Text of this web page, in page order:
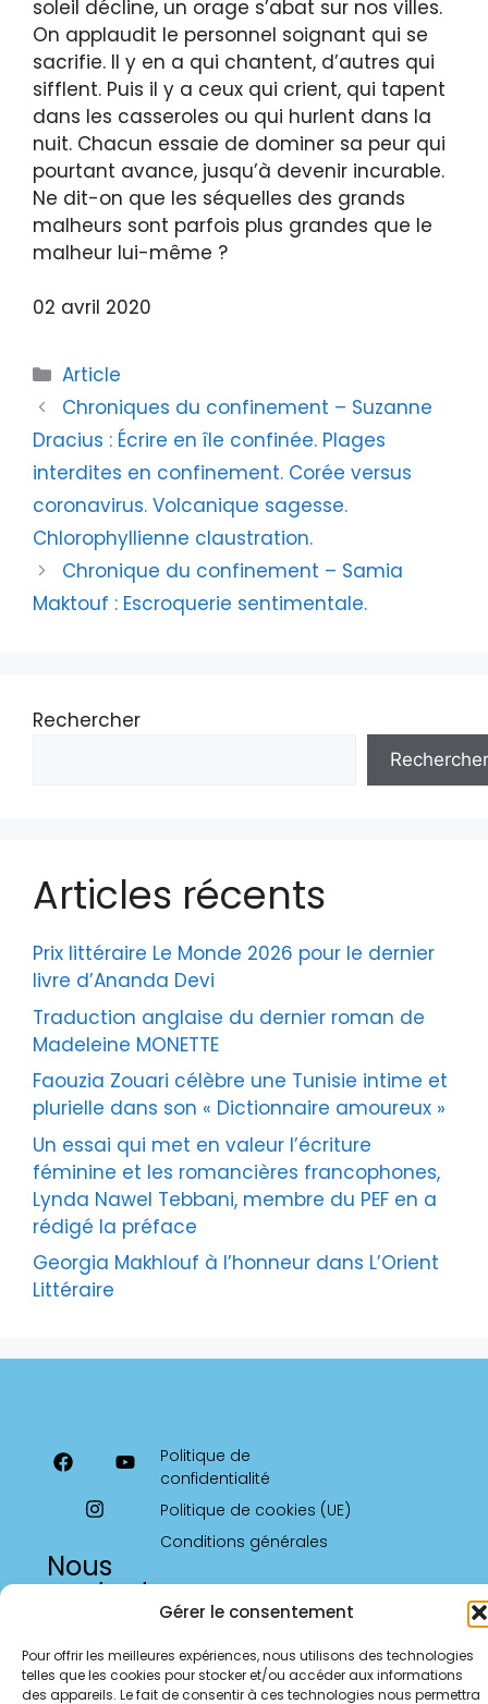
Gérer le consentement
Pour offrir les meilleures expériences, nous utilisons des technologies
telles que les cookies pour stocker et/ou accéder aux informations
des appareils. Le fait de consentir à ces technologies nous permettra
soleil décline, un orage s’abat sur nos villes.
On applaudit le personnel soignant qui se
sacrifie. Il y en a qui chantent, d’autres qui
sifflent. Puis il y a ceux qui crient, qui tapent
dans les casseroles ou qui hurlent dans la
nuit. Chacun essaie de dominer sa peur qui
pourtant avance, jusqu’à devenir incurable.
Ne dit-on que les séquelles des grands
malheurs sont parfois plus grandes que le
malheur lui-même ?
02 avril 2020
Article
Chroniques du confinement – Suzanne
Dracius : Écrire en île confinée. Plages
interdites en confinement. Corée versus
coronavirus. Volcanique sagesse.
Chlorophyllienne claustration.
Chronique du confinement – Samia
Maktouf : Escroquerie sentimentale.
Rechercher
Rechercher
Articles récents
Prix littéraire Le Monde 2026 pour le dernier
livre d’Ananda Devi
Traduction anglaise du dernier roman de
Madeleine MONETTE
Faouzia Zouari célèbre une Tunisie intime et
plurielle dans son « Dictionnaire amoureux »
Un essai qui met en valeur l’écriture
féminine et les romancières francophones,
Lynda Nawel Tebbani, membre du PEF en a
rédigé la préface
Georgia Makhlouf à l’honneur dans L’Orient
Littéraire
Politique de
confidentialité
Politique de cookies (UE)
Conditions générales
Nous
contacter
parlement.ecrivaines.9@gmail.com